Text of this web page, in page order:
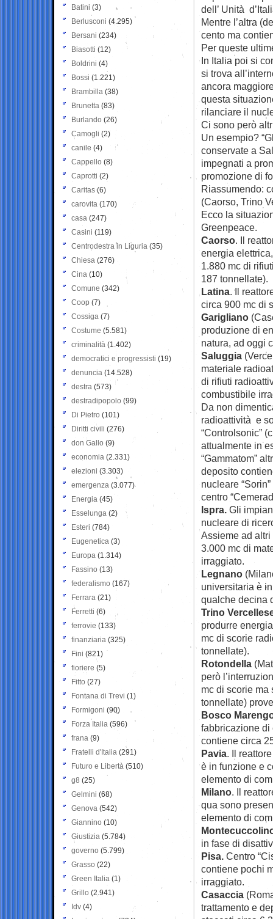
dell’ Unità
Mentre l’altra
cento ma
Per queste
In Italia poi si
si trova
ancora
questa
rilanciare il
Ci sono però
Un esempio?
conservate a
impegnati a
promozione di
Riassumendo:
(Caorso, Trino
Ecco la
Greenpeace.
Caorso. Il
energia
1.880 mc di
187 tonnellate).
Latina. Il
circa 900 mc di
Garigliano
produzione di
natura, ad oggi
Saluggia
materiale
di rifiuti
combustibile
Da non
radioattività e
“Controlsonic”
attualmente in
“Gammatom”
deposito
nucleare
centro
Ispra. Gli
nucleare di
Assieme ad
3.000 mc di
irraggiato.
Legnano
universitaria è
qualche decina
Trino
produrre
mc di scorie
tonnellate).
Rotondella
però
mc di scorie ma
tonnellate)
Bosco
fabbricazione di
contiene circa
Pavia. Il
è in funzione e
elemento di
Milano. Il
qua sono
elemento di
in fase di
Pisa.Centro
contiene pochi
irraggiato.
Casaccia
trattamento e
Batini (3)
Berlusconi (4.295)
Bersani (234)
Biasotti (12)
Boldrini (4)
Bossi (1.221)
Brambilla (38)
Brunetta (83)
Burlando (26)
Camogli (2)
canile (4)
Cappello (8)
Caprotti (2)
Caritas (6)
carovita (170)
casa (247)
Casini (119)
Centrodestra in Liguria (35)
Chiesa (276)
Cina (10)
Comune (342)
Coop (7)
Cossiga (7)
Costume (5.581)
criminalità (1.402)
democratici e progressisti (19)
denuncia (14.528)
destra (573)
destradipopolo (99)
Di Pietro (101)
Diritti civili (276)
don Gallo (9)
economia (2.331)
elezioni (3.303)
emergenza (3.077)
Energia (45)
Esselunga (2)
Esteri (784)
Eugenetica (3)
Europa (1.314)
Fassino (13)
federalismo (167)
Ferrara (21)
Ferretti (6)
ferrovie (133)
finanziaria (325)
Fini (821)
fioriere (5)
Fitto (27)
Fontana di Trevi (1)
Formigoni (90)
Forza Italia (596)
frana (9)
Fratelli d'Italia (291)
Futuro e Libertà (510)
g8 (25)
Gelmini (68)
Genova (542)
Giannino (10)
Giustizia (5.784)
governo (5.799)
Grasso (22)
Green Italia (1)
Grillo (2.941)
Idv (4)